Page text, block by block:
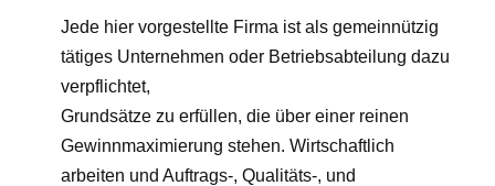
Jede hier vorgestellte Firma ist als gemeinnützig
tätiges Unternehmen oder Betriebsabteilung dazu
verpflichtet,
Grundsätze zu erfüllen, die über einer reinen
Gewinnmaximierung stehen. Wirtschaftlich
arbeiten und Auftrags-, Qualitäts-, und